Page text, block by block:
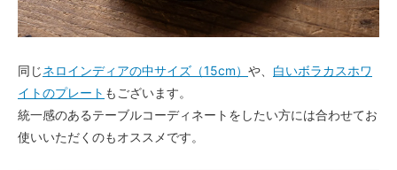
同じネロインディアの中サイズ（15cm） や、 白いボラカスホワ
イトのプレート もございます。
統一感のあるテーブルコーディネートをしたい方には合わせてお
使いいただくのもオススメです。